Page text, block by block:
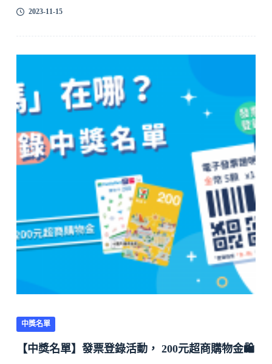
2023-11-15
中獎名單
【中獎名單】發票登錄活動， 200元超商購物金🛍️